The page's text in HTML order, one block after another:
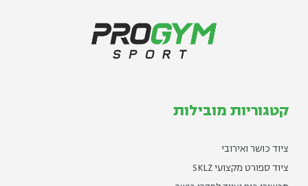
קטגוריות מובילות
ציוד כושר ואירובי
ציוד ספורט מקצועי SKLZ